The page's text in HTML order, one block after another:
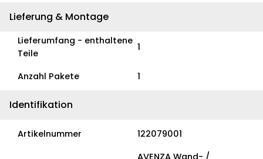
Lieferung & Montage
Lieferumfang - enthaltene
Teile
1
Anzahl Pakete 1
Identifikation
Artikelnummer 122079001
AVENZA Wand- /